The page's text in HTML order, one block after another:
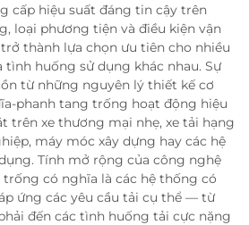
cấp hiệu suất đáng tin cậy trên
loại phương tiện và điều kiện vận
thành lựa chọn ưu tiên cho nhiều
huống sử dụng khác nhau. Sự
từ những nguyên lý thiết kế cơ
phanh tang trống hoạt động hiệu
trên xe thương mại nhẹ, xe tải hạng
máy móc xây dựng hay các hệ
Tính mở rộng của công nghệ
có nghĩa là các hệ thống có
ứng các yêu cầu tải cụ thể — từ
đến các tình huống tải cực nặng